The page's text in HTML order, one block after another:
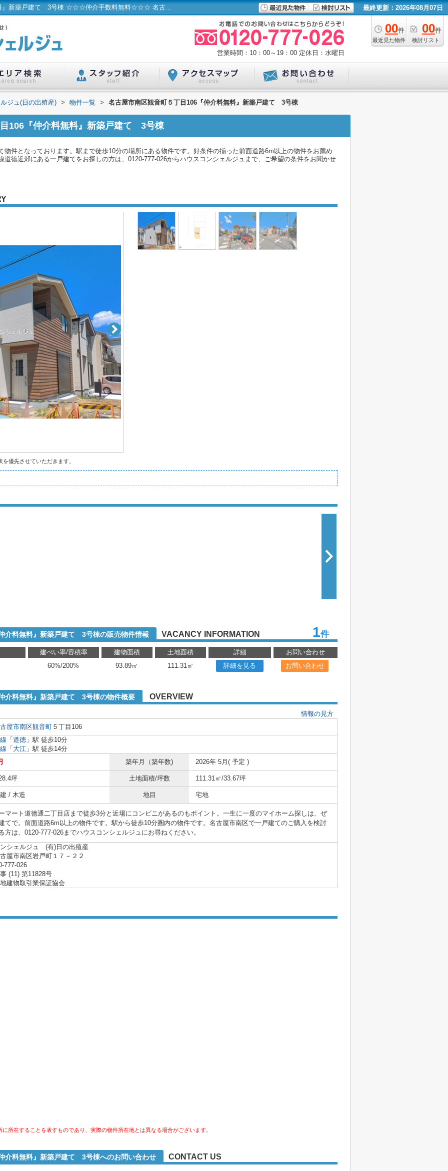
名古屋市南区観音町５丁目106『仲介料無料』新築戸建て 3号棟 ☆☆☆仲介手数料無料☆☆☆ 名古屋市...／ハウスコンシェルジュ(日の出殖産) 最終更新：2026年08月07日
00件
最近見た物件
00件
検討リスト
営業時間：10：00～19：00 定休日：水曜日
ジュ(日の出殖産) > 物件一覧 > 名古屋市南区観音町５丁目106『仲介料無料』新築戸建て 3号棟
106『仲介料無料』新築戸建て 3号棟
物件となっております。駅まで徒歩10分の場所にある物件です。好条件の揃った前面道路6m以上の物件をお薦め
道徳近郊にある一戸建てをお探しの方は、0120-777-026からハウスコンシェルジュまで、ご希望の条件をお聞かせ
優先させていただきます。
介料無料』新築戸建て 3号棟の販売物件情報 VACANCY INFORMATION 1件
建ぺい率/容積率 建物面積 土地面積 詳細 お問い合わせ
60%/200% 93.89㎡ 111.31㎡ 詳細を見る お問い合わせ
介料無料』新築戸建て 3号棟の物件概要 OVERVIEW
情報の見方
屋市南区観音町 ５丁目106
「 道徳 」駅 徒歩10分
「 大江 」駅 徒歩14分
築年月（築年数) 2026年 5月( 予定 )
坪 土地面積/坪数 111.31㎡/33.67坪
/ 木造 地目 宅地
マート道徳通二丁目店まで徒歩3分と近場にコンビニがあるのもポイント。一生に一度のマイホーム探しは、ぜ
てで。前面道路6m以上の物件です。駅から徒歩10分圏内の物件です。名古屋市南区で一戸建てのご購入を検討
方は、0120-777-026までハウスコンシェルジュにお尋ねください。
シェルジュ (有)日の出殖産
屋市南区岩戸町１７－２２
777-026
(11) 第11828号
建物取引業保証協会
所在することを表すものであり、実際の物件所在地とは異なる場合がございます。
介料無料』新築戸建て 3号棟へのお問い合わせ CONTACT US